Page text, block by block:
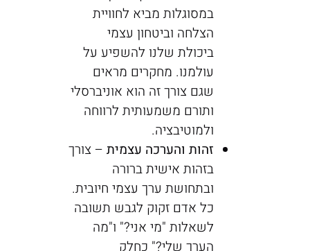
במסוגלות מביא לחוויית
הצלחה וביטחון עצמי
ביכולת שלנו להשפיע על
עולמנו. מחקרים מראים
שגם צורך זה הוא אוניברסלי
ותורם משמעותית לרווחה
ולמוטיבציה.
זהות והערכה עצמית– צורך
בזהות אישית ברורה
ובתחושת ערך עצמי חיובית.
כל אדם זקוק לגבש תשובה
לשאלות "מי אני?" ו"מה
הערך שלי?" כחלק